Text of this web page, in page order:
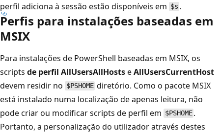
perfil adiciona à sessão estão disponíveis em $s .
Perfis para instalações baseadas em
MSIX
Para instalações de PowerShell baseadas em MSIX, os
scripts de perfil AllUsersAllHostseAllUsersCurrentHost
devem residir no $PSHOME diretório. Como o pacote MSIX
está instalado numa localização de apenas leitura, não
pode criar ou modificar scripts de perfil em $PSHOME .
Portanto, a personalização do utilizador através destes